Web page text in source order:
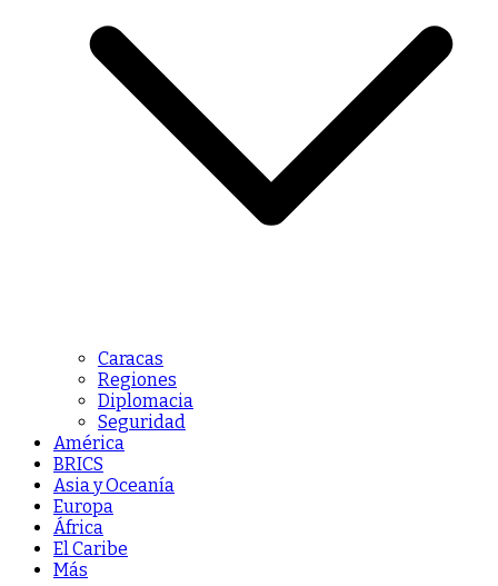
Caracas
Regiones
Diplomacia
Seguridad
América
BRICS
Asia y Oceanía
Europa
África
El Caribe
Más